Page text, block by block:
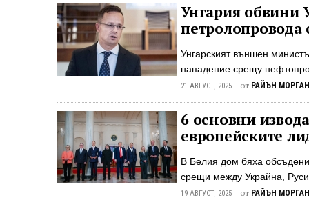
"унищожават голяма част
че незаконната
застрашава националната
ограничаване на така
като Китай за сметка на
потенциала си ...
Унгария обвини
петролопровода
Унгарският външен
нападение срещу
външен министър
прекъсна доставките",
социалните мрежи пост в
сигурност е възмутителен
„Дружба", има няколко
петрол за няколко
министър беше обвинил
21 АВГУСТ, 2025 от РАЙЪН МОРГАН
6 основни
европейските
В Белия дом бяха
срещи между Украйна,
Владимир Путин на 15
19 АВГУСТ, 2025 от РАЙЪН МОРГАН